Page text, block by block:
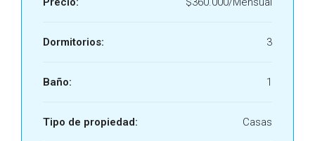
Dormitorios: 3
Baño: 1
Tipo de propiedad: Casas